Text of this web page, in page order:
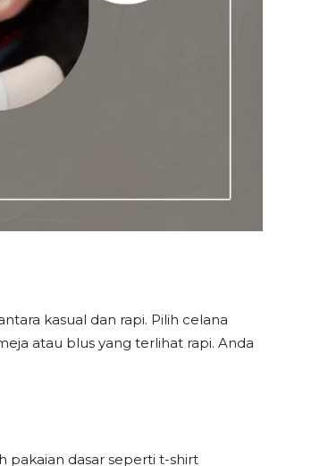
kasual dan rapi. Pilih celana
atau blus yang terlihat rapi. Anda
pakaian dasar seperti t-shirt